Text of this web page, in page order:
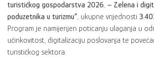
turističkog gospodarstva 2026. – Zelena i
poduzetnika u turizmu“, ukupne vrijednosti
Program je namijenjen poticanju ulaganja u
učinkovitost, digitalizaciju poslovanja te
turističkog sektora.